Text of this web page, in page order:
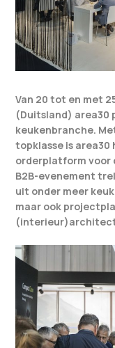
Van 20 tot en met
(Duitsland) area30
keukenbranche.
topklasse is
orderplatform voor
B2B-evenement
uit onder meer
maar ook